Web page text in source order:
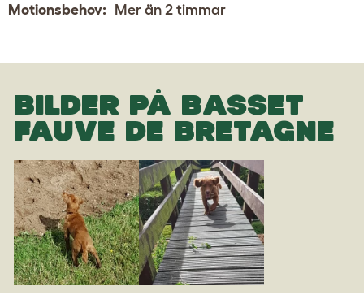
Motionsbehov: Mer än 2 timmar
BILDER PÅ BASSET
FAUVE DE BRETAGNE